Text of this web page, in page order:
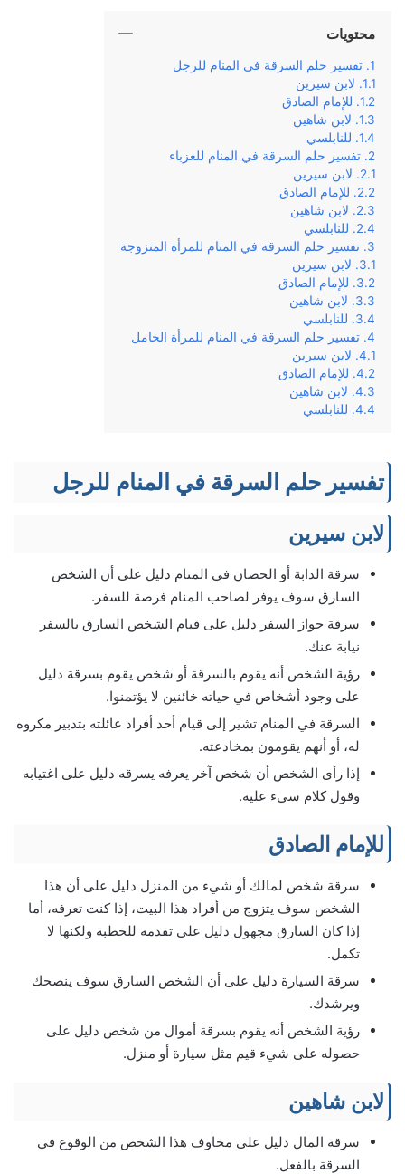
محتويات
تفسير حلم السرقة في المنام للرجل
لابن سيرين
للإمام الصادق
لابن شاهين
للنابلسي
تفسير حلم السرقة في المنام للعزباء
لابن سيرين
للإمام الصادق
لابن شاهين
للنابلسي
تفسير حلم السرقة في المنام للمرأة المتزوجة
لابن سيرين
للإمام الصادق
لابن شاهين
للنابلسي
تفسير حلم السرقة في المنام للمرأة الحامل
لابن سيرين
للإمام الصادق
لابن شاهين
للنابلسي
تفسير حلم السرقة في المنام للرجل
لابن سيرين
سرقة الدابة أو الحصان في المنام دليل على أن الشخص
السارق سوف يوفر لصاحب المنام فرصة للسفر.
سرقة جواز السفر دليل على قيام الشخص السارق بالسفر
نيابة عنك.
رؤية الشخص أنه يقوم بالسرقة أو شخص يقوم بسرقة دليل
على وجود أشخاص في حياته خائنين لا يؤتمنوا.
السرقة في المنام تشير إلى قيام أحد أفراد عائلته بتدبير مكروه
له، أو أنهم يقومون بمخادعته.
إذا رأى الشخص أن شخص آخر يعرفه يسرقه دليل على اغتيابه
وقول كلام سيء عليه.
للإمام الصادق
سرقة شخص لمالك أو شيء من المنزل دليل على أن هذا
الشخص سوف يتزوج من أفراد هذا البيت، إذا كنت تعرفه، أما
إذا كان السارق مجهول دليل على تقدمه للخطبة ولكنها لا
تكمل.
سرقة السيارة دليل على أن الشخص السارق سوف ينصحك
ويرشدك.
رؤية الشخص أنه يقوم بسرقة أموال من شخص دليل على
حصوله على شيء قيم مثل سيارة أو منزل.
لابن شاهين
سرقة المال دليل على مخاوف هذا الشخص من الوقوع في
السرقة بالفعل.